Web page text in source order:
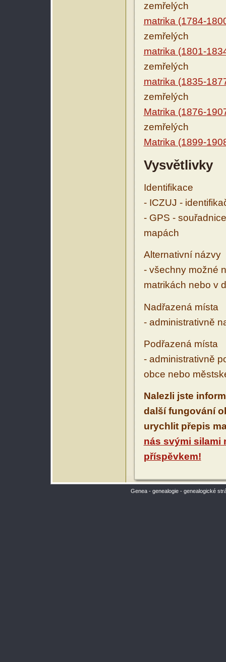
zemřelých
matrika (1784-
zemřelých
matrika (1801-
zemřelých
matrika (1835-
zemřelých
Matrika (1876-
zemřelých
Matrika (1899-
Vysvětlivky
Identifikace
- ICZUJ -
- GPS -
mapách
Alternativní názvy
- všechny možné
matrikách nebo v
Nadřazená místa
- administrativně
Podřazená místa
- administrativně
obce nebo
Nalezli jste
další fungování
urychlit přepis
nás svými silami
příspěvkem!
Genea - genealogie - genealogické